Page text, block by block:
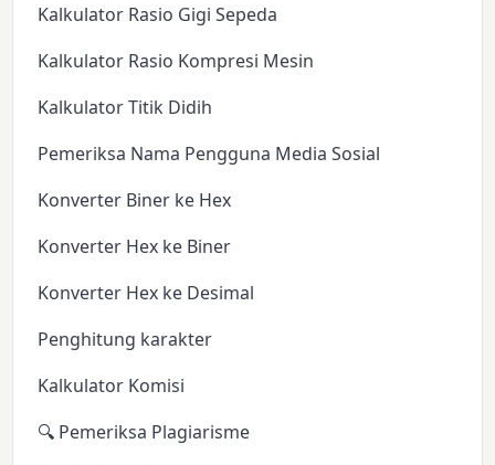
Kalkulator Rasio Gigi Sepeda
Kalkulator Rasio Kompresi Mesin
Kalkulator Titik Didih
Pemeriksa Nama Pengguna Media Sosial
Konverter Biner ke Hex
Konverter Hex ke Biner
Konverter Hex ke Desimal
Penghitung karakter
Kalkulator Komisi
🔍 Pemeriksa Plagiarisme